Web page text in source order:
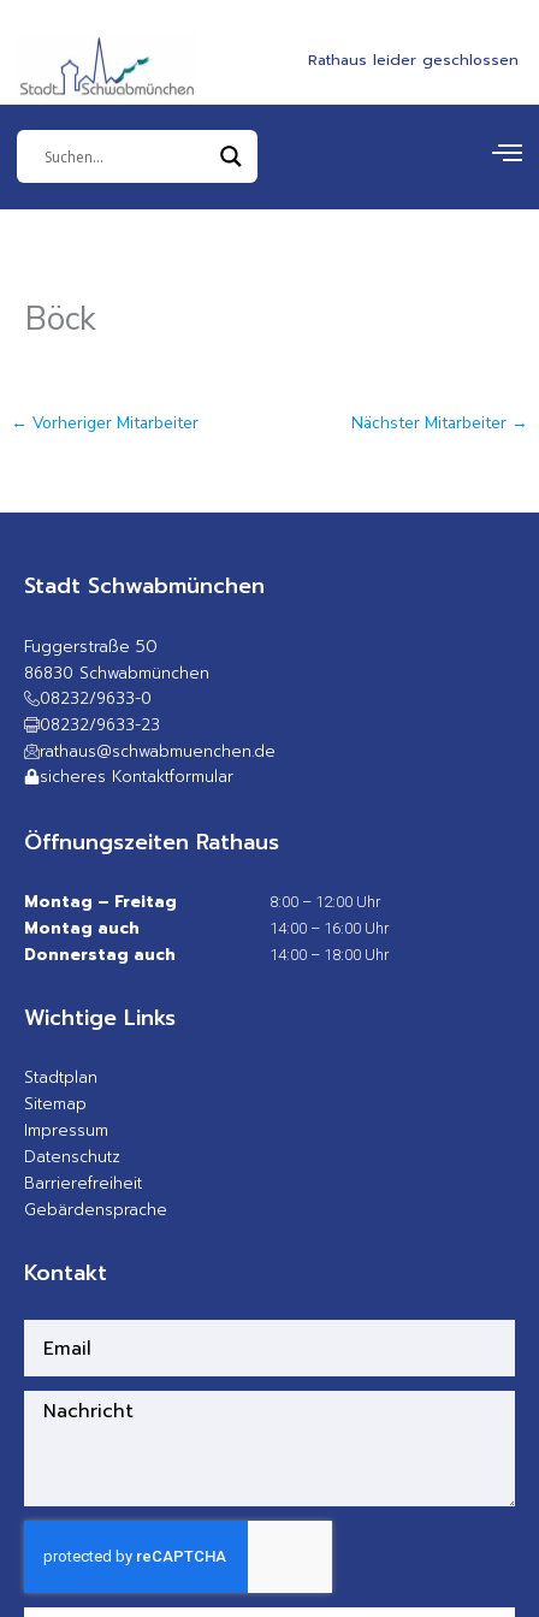
springen
Rathaus leider geschlossen
Böck
← Vorheriger Mitarbeiter Nächster Mitarbeiter →
Stadt Schwabmünchen
Fuggerstraße 50
86830 Schwabmünchen
08232/9633-0
08232/9633-23
rathaus@schwabmuenchen.de
sicheres Kontaktformular
Öffnungszeiten Rathaus
Montag – Freitag 8:00 – 12:00 Uhr
Montag auch 14:00 – 16:00 Uhr
Donnerstag auch 14:00 – 18:00 Uhr
Wichtige Links
Stadtplan
Sitemap
Impressum
Datenschutz
Barrierefreiheit
Gebärdensprache
Kontakt